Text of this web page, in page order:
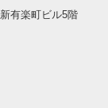
有楽町ビル5階